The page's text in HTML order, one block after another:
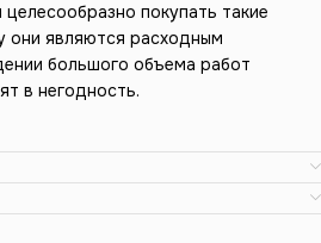
покупать такие
они являются расходным
большого объема работ
в негодность.